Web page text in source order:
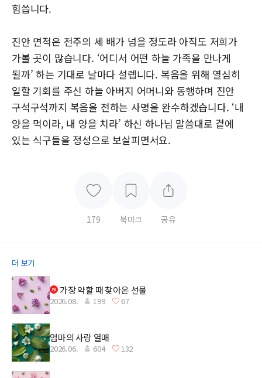
힘씁니다.
진안 면적은 전주의 세 배가 넘을 정도라 아직도 저희가
가볼 곳이 많습니다. ‘어디서 어떤 하늘 가족을 만나게
될까’ 하는 기대로 날마다 설렙니다. 복음을 위해 열심히
일할 기회를 주신 하늘 아버지 어머니와 동행하며 진안
구석구석까지 복음을 전하는 사명을 완수하겠습니다. ‘내
양을 먹이라, 내 양을 치라’ 하신 하나님 말씀대로 곁에
있는 식구들을 정성으로 보살피면서요.
179 북마크 공유
더 보기
가장 약할 때 찾아온 선물
2026.08. 199 67
엄마의 사랑 열매
2026.06. 604 132